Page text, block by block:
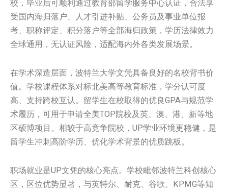
校，毕业后可顺利通过教育部留学服务中心认证，合法享
受国内海归落户、人才引进补贴、公务员及事业单位报
考、职称评定、积分落户等全部海归政策，学历法律效力
全球通用，无认证风险，适配海内外各类发展场景。
在学术深造层面，波特兰大学文凭具备良好的名校背书价
值。学校课程体系对标北美高等教育标准，学分认可度
高、支持跨校互认。留学生在校取得的优良GPA与规范学
术履历，可用于申请全美TOP院校及英、澳、港、新等地
区硕博项目。相较于高竞争院校，UP学业环境更稳健，是
留学生冲刺高阶学历、优化学术背景的优质跳板。
职场就业是UP文凭的核心亮点。学校毗邻波特兰科创核心
区，区位优势显著，与英特尔、耐克、谷歌、KPMG等知